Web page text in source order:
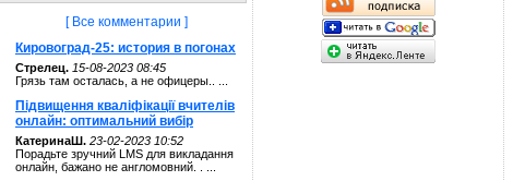
[ Все комментарии ]
Кировоград-25: история в погонах
Стрелец. 15-08-2023 08:45
Грязь там осталась, а не офицеры.. ...
Підвищення кваліфікації вчителів
онлайн: оптимальний вибір
КатеринаШ. 23-02-2023 10:52
Порадьте зручний LMS для викладання
онлайн, бажано не англомовний. . ...